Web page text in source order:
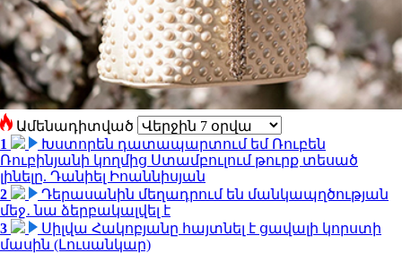
Ամենադիտված
1
Խստորեն դատապարտում եմ Ռուբեն
Ռուբինյանի կողմից Ստամբուլում թուրք տեսած
լինելը. Դանիել Իոաննիսյան
2
Դերասանին մեղադրում են մանկապղծության
մեջ․ նա ձերբակալվել է
3
Սիլվա Հակոբյանը հայտնել է ցավալի կորստի
մասին (Լուսանկար)